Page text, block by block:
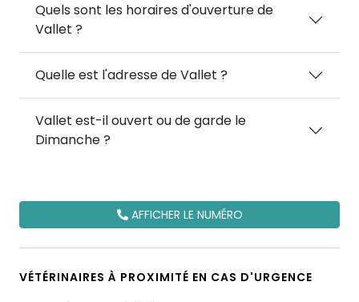
Quels sont les horaires d'ouverture de
Vallet ?
Quelle est l'adresse de Vallet ?
Vallet est-il ouvert ou de garde le
Dimanche ?
AFFICHER LE NUMÉRO
VÉTÉRINAIRES À PROXIMITÉ EN CAS D'URGENCE